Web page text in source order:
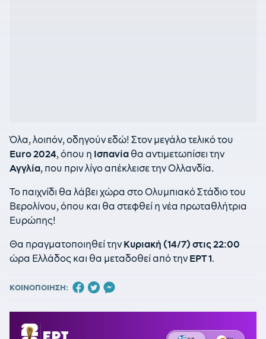
Όλα, λοιπόν, οδηγούν εδώ! Στον μεγάλο τελικό του
Euro 2024, όπου η Ισπανία θα αντιμετωπίσει την
Αγγλία, που πριν λίγο απέκλεισε την Ολλανδία.
Το παιχνίδι θα λάβει χώρα στο Ολυμπιακό Στάδιο του
Βερολίνου, όπου και θα στεφθεί η νέα πρωταθλήτρια
Ευρώπης!
Θα πραγματοποιηθεί τηνΚυριακή (14/7) στις 22:00
ώρα Ελλάδος και θα μεταδοθεί από τηνΕΡΤ 1.
ΚΟΙΝΟΠΟΙΗΣΗ: